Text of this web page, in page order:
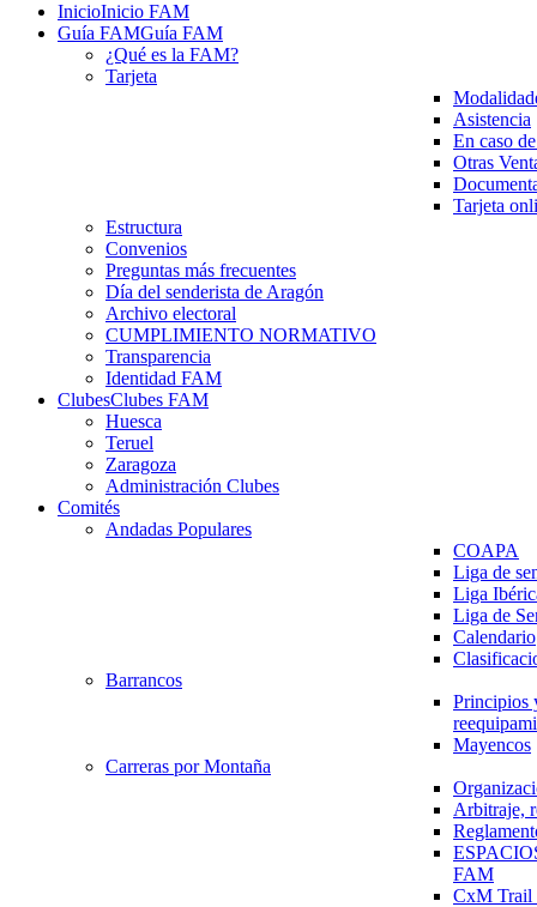
InicioInicio FAM
Guía FAMGuía FAM
¿Qué es la FAM?
Tarjeta
Asistencia
En caso
Otras
Tarjeta
Estructura
Convenios
Preguntas más frecuentes
Día del senderista de Aragón
Archivo electoral
CUMPLIMIENTO NORMATIVO
Transparencia
Identidad FAM
ClubesClubes FAM
Huesca
Teruel
Zaragoza
Administración Clubes
Comités
Andadas Populares
COAPA
Liga de
Liga
Liga de
Calendario
Barrancos
Principios
Mayencos
Carreras por Montaña
Arbitraje,
FAM
CxM